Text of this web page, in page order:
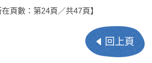
在頁數：第24頁／共47頁】
回上頁